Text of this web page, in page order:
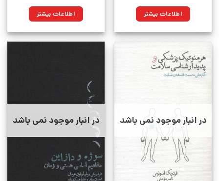
اطلاعات بیشتر اطلاعات بیشتر
در انبار موجود نمی باشد در انبار موجود نمی باشد